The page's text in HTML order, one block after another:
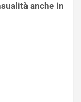
anche in